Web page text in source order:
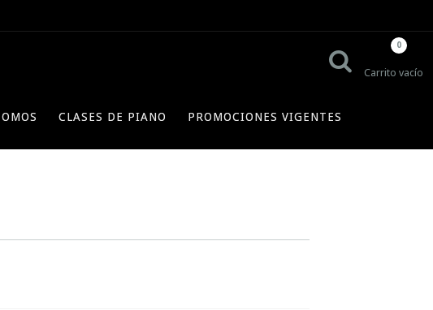
Carrito vacío
0
CLASES DE PIANO PROMOCIONES VIGENTES